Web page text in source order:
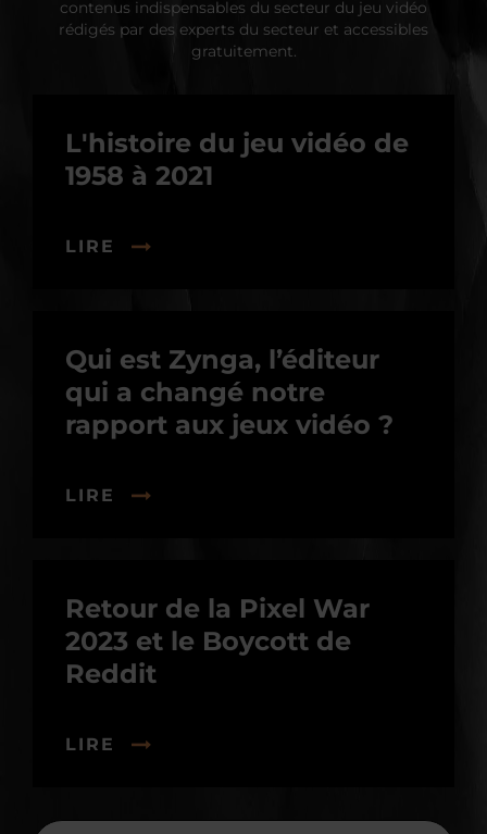
contenus indispensables du secteur du jeu vidéo
rédigés par des experts du secteur et accessibles
gratuitement.
L'histoire du jeu vidéo de
1958 à 2021
LIRE
Qui est Zynga, l’éditeur
qui a changé notre
rapport aux jeux vidéo ?
LIRE
Retour de la Pixel War
2023 et le Boycott de
Reddit
LIRE